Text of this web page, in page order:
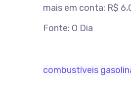
mais em conta: R$
Fonte: O Dia
combustíveis